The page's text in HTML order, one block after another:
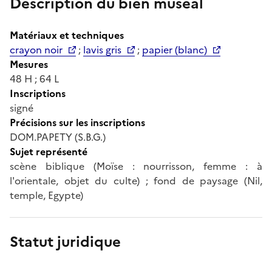
Matériaux et techniques
crayon noir
; lavis gris ; papier (blanc)
Mesures
48 H ; 64 L
Inscriptions
signé
Précisions sur les inscriptions
DOM.PAPETY (S.B.G.)
Sujet représenté
scène biblique (Moïse : nourrisson, femme : à
l'orientale, objet du culte) ; fond de paysage (Nil,
temple, Egypte)
Statut juridique